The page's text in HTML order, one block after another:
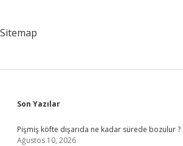
Sitemap
Sidebar
Son Yazılar
Pişmiş köfte dışarıda ne kadar sürede bozulur ?
Ağustos 10, 2026